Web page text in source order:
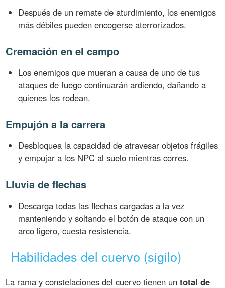
Después de un remate de aturdimiento, los enemigos
más débiles pueden encogerse aterrorizados.
Cremación en el campo
Los enemigos que mueran a causa de uno de tus
ataques de fuego continuarán ardiendo, dañando a
quienes los rodean.
Empujón a la carrera
Desbloquea la capacidad de atravesar objetos frágiles
y empujar a los NPC al suelo mientras corres.
Lluvia de flechas
Descarga todas las flechas cargadas a la vez
manteniendo y soltando el botón de ataque con un
arco ligero, cuesta resistencia.
Habilidades del cuervo (sigilo)
La rama y constelaciones del cuervo tienen untotal de